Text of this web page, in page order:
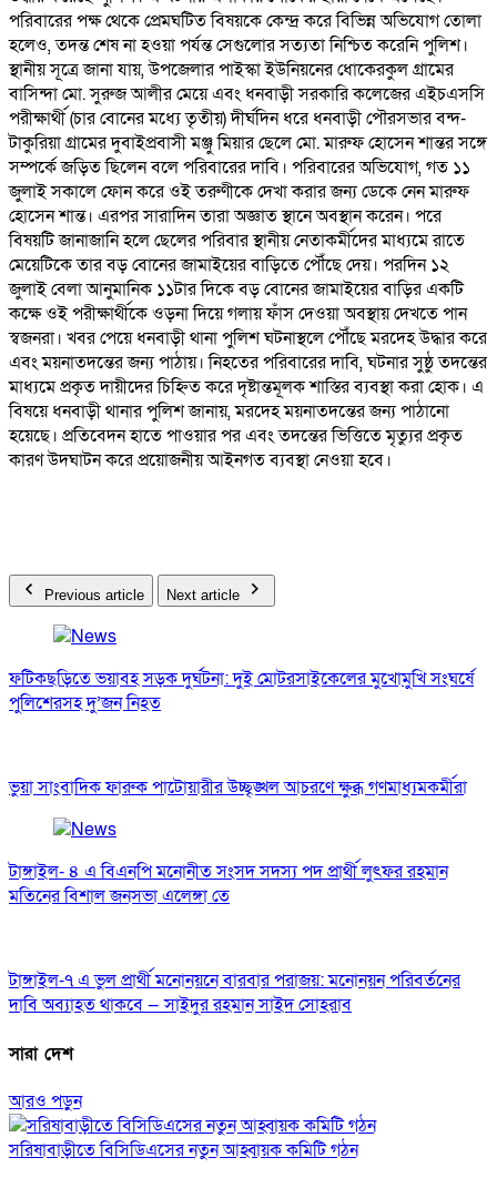
পরিবারের পক্ষ থেকে প্রেমঘটিত বিষয়কে কেন্দ্র করে বিভিন্ন অভিযোগ তোলা
হলেও, তদন্ত শেষ না হওয়া পর্যন্ত সেগুলোর সত্যতা নিশ্চিত করেনি পুলিশ।
স্থানীয় সূত্রে জানা যায়, উপজেলার পাইস্কা ইউনিয়নের ধোকেরকুল গ্রামের
বাসিন্দা মো. সুরুজ আলীর মেয়ে এবং ধনবাড়ী সরকারি কলেজের এইচএসসি
পরীক্ষার্থী (চার বোনের মধ্যে তৃতীয়) দীর্ঘদিন ধরে ধনবাড়ী পৌরসভার বন্দ-
টাকুরিয়া গ্রামের দুবাইপ্রবাসী মঞ্জু মিয়ার ছেলে মো. মারুফ হোসেন শান্তর সঙ্গে
সম্পর্কে জড়িত ছিলেন বলে পরিবারের দাবি। পরিবারের অভিযোগ, গত ১১
জুলাই সকালে ফোন করে ওই তরুণীকে দেখা করার জন্য ডেকে নেন মারুফ
হোসেন শান্ত। এরপর সারাদিন তারা অজ্ঞাত স্থানে অবস্থান করেন। পরে
বিষয়টি জানাজানি হলে ছেলের পরিবার স্থানীয় নেতাকর্মীদের মাধ্যমে রাতে
মেয়েটিকে তার বড় বোনের জামাইয়ের বাড়িতে পৌঁছে দেয়। পরদিন ১২
জুলাই বেলা আনুমানিক ১১টার দিকে বড় বোনের জামাইয়ের বাড়ির একটি
কক্ষে ওই পরীক্ষার্থীকে ওড়না দিয়ে গলায় ফাঁস দেওয়া অবস্থায় দেখতে পান
স্বজনরা। খবর পেয়ে ধনবাড়ী থানা পুলিশ ঘটনাস্থলে পৌঁছে মরদেহ উদ্ধার করে
এবং ময়নাতদন্তের জন্য পাঠায়। নিহতের পরিবারের দাবি, ঘটনার সুষ্ঠু তদন্তের
মাধ্যমে প্রকৃত দায়ীদের চিহ্নিত করে দৃষ্টান্তমূলক শাস্তির ব্যবস্থা করা হোক। এ
বিষয়ে ধনবাড়ী থানার পুলিশ জানায়, মরদেহ ময়নাতদন্তের জন্য পাঠানো
হয়েছে। প্রতিবেদন হাতে পাওয়ার পর এবং তদন্তের ভিত্তিতে মৃত্যুর প্রকৃত
কারণ উদঘাটন করে প্রয়োজনীয় আইনগত ব্যবস্থা নেওয়া হবে।
Previous article Next article
ফটিকছড়িতে ভয়াবহ সড়ক দুর্ঘটনা: দুই মোটরসাইকেলের মুখোমুখি সংঘর্ষে
পুলিশেরসহ দু’জন নিহত
ভুয়া সাংবাদিক ফারুক পাটোয়ারীর উচ্ছৃঙ্খল আচরণে ক্ষুব্ধ গণমাধ্যমকর্মীরা
টাঙ্গাইল- ৪ এ বিএনপি মনোনীত সংসদ সদস্য পদ প্রার্থী লুৎফর রহমান
মতিনের বিশাল জনসভা এলেঙ্গা তে
টাঙ্গাইল-৭ এ ভুল প্রার্থী মনোনয়নে বারবার পরাজয়: মনোনয়ন পরিবর্তনের
দাবি অব্যাহত থাকবে — সাইদুর রহমান সাইদ সোহরাব
সারা দেশ
আরও পড়ুন
সরিষাবাড়ীতে বিসিডিএসের নতুন আহ্বায়ক কমিটি গঠন